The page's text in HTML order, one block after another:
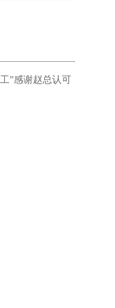
”感谢赵总认可